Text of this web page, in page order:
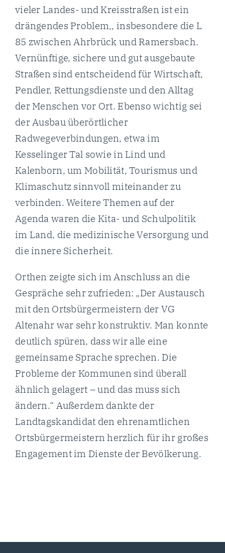
vieler Landes- und Kreisstraßen ist ein
drängendes Problem,, insbesondere die L
85 zwischen Ahrbrück und Ramersbach.
Vernünftige, sichere und gut ausgebaute
Straßen sind entscheidend für Wirtschaft,
Pendler, Rettungsdienste und den Alltag
der Menschen vor Ort. Ebenso wichtig sei
der Ausbau überörtlicher
Radwegeverbindungen, etwa im
Kesselinger Tal sowie in Lind und
Kalenborn, um Mobilität, Tourismus und
Klimaschutz sinnvoll miteinander zu
verbinden. Weitere Themen auf der
Agenda waren die Kita- und Schulpolitik
im Land, die medizinische Versorgung und
die innere Sicherheit.
Orthen zeigte sich im Anschluss an die
Gespräche sehr zufrieden: „Der Austausch
mit den Ortsbürgermeistern der VG
Altenahr war sehr konstruktiv. Man konnte
deutlich spüren, dass wir alle eine
gemeinsame Sprache sprechen. Die
Probleme der Kommunen sind überall
ähnlich gelagert – und das muss sich
ändern.“ Außerdem dankte der
Landtagskandidat den ehrenamtlichen
Ortsbürgermeistern herzlich für ihr großes
Engagement im Dienste der Bevölkerung.